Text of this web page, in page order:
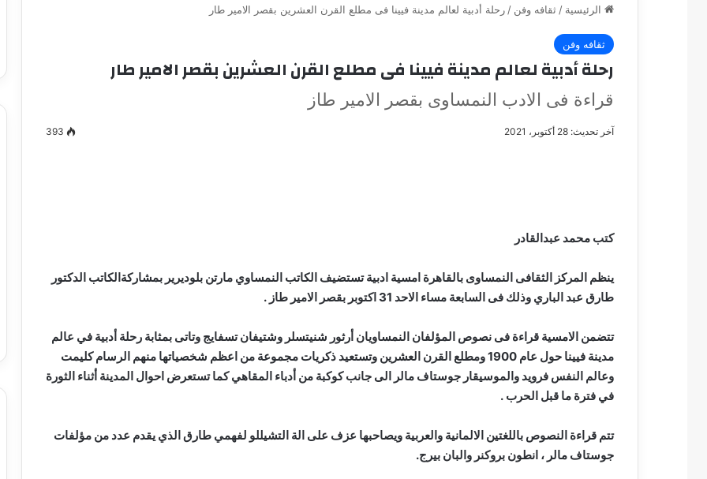
الرئيسية / ثقافه وفن / رحلة أدبية لعالم مدينة فيينا فى مطلع القرن العشرين بقصر الامير طار
ثقافه وفن
رحلة أدبية لعالم مدينة فيينا فى مطلع القرن العشرين بقصر الامير طار
قراءة فى الادب النمساوى بقصر الامير طاز
آخر تحديث: 28 أكتوبر، 2021 393
كتب محمد عبدالقادر
ينظم المركز الثقافى النمساوى بالقاهرة امسية ادبية تستضيف الكاتب النمساوي مارتن بلوديرير بمشاركةالكاتب الدكتور
طارق عبد الباري وذلك فى السابعة مساء الاحد 31 اكتوبر بقصر الامير طاز .
تتضمن الامسية قراءة فى نصوص المؤلفان النمساويان أرثور شنيتسلر وشتيفان تسفايج وتاتى بمثابة رحلة أدبية في عالم
مدينة فيينا حول عام 1900 ومطلع القرن العشرين وتستعيد ذكريات مجموعة من اعظم شخصياتها منهم الرسام كليمت
وعالم النفس فرويد والموسيقار جوستاف مالر الى جانب كوكبة من أدباء المقاهي كما تستعرض احوال المدينة أثناء الثورة
في فترة ما قبل الحرب .
تتم قراءة النصوص باللغتين الالمانية والعربية ويصاحبها عزف على الة التشيللو لفهمي طارق الذي يقدم عدد من مؤلفات
جوستاف مالر ، انطون بروكنر والبان بيرج.
مايسه
عطوه
كليوباترا
21
مصطفى كامل سيف الدين …. يكتب
ميلاد
جديد